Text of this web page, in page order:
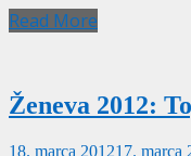
Read More
Ženeva 2012:
18. marca 201217. marca